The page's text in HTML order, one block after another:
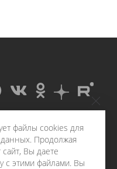
файлы cookies для
Продолжая
сайт, Вы даете
с этими файлами. Вы